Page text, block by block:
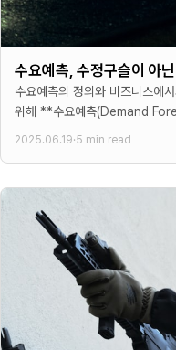
수요예측, 수정구슬이 아
수요예측의 정의와 비즈니스에서의 중요성 기업의 성
위해 **수요예측(Demand
2025.06.19·5 min read